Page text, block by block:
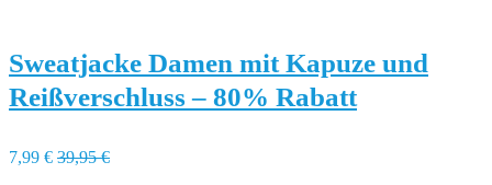
Sweatjacke Damen mit Kapuze und
Reißverschluss – 80% Rabatt
7,99 € 39,95 €